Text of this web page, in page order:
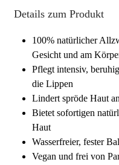
Details zum Produkt
100% natürlicher
Gesicht und am
Pflegt intensiv,
die Lippen
Lindert spröde Haut
Bietet sofortigen
Haut
Wasserfreier, fester
Vegan und frei von